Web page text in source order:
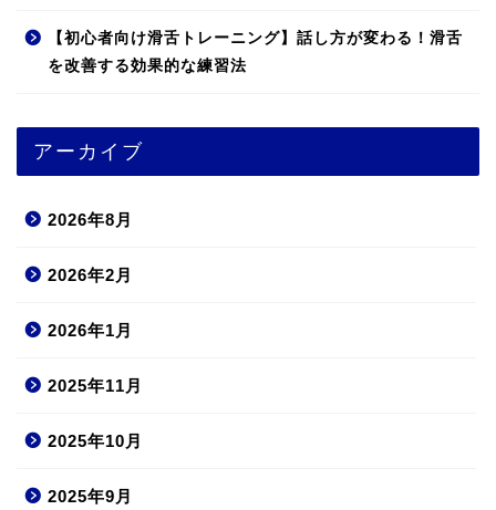
【初心者向け滑舌トレーニング】話し方が変わる！滑舌
を改善する効果的な練習法
アーカイブ
2026年8月
2026年2月
2026年1月
2025年11月
2025年10月
2025年9月